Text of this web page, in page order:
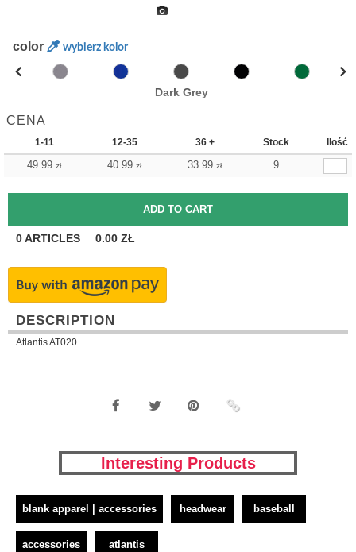
color wybierz kolor
Dark Grey
CENA
1-11 12-35 36 + Stock Ilość
49.99 zł 40.99 zł 33.99 zł 9
0ARTICLES 0.00 ZŁ
DESCRIPTION
Atlantis AT020
Interesting Products
blank apparel | accessories headwear baseball
accessories atlantis